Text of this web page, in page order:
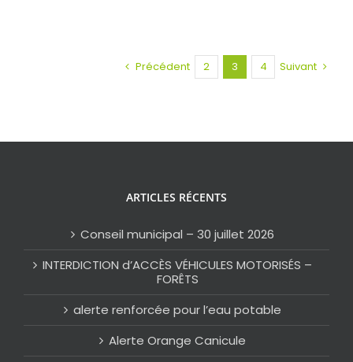
Précédent 2 3 4 Suivant
ARTICLES RÉCENTS
Conseil municipal – 30 juillet 2026
INTERDICTION d’ACCÈS VÉHICULES MOTORISÉS –
FORÊTS
alerte renforcée pour l’eau potable
Alerte Orange Canicule